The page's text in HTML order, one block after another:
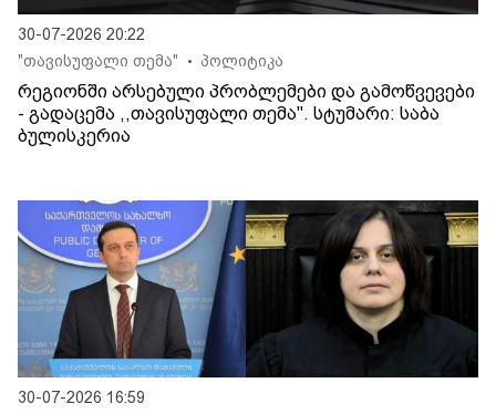
30-07-2026 20:22
"თავისუფალი თემა"
• პოლიტიკა
რეგიონში არსებული პრობლემები და გამოწვევები
- გადაცემა ,,თავისუფალი თემა". სტუმარი: საბა
ბულისკერია
30-07-2026 16:59